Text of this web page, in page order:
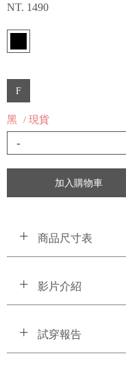
NT. 1490
F
黑 / 現貨
-
加入購物車
商品尺寸表
影片介紹
試穿報告